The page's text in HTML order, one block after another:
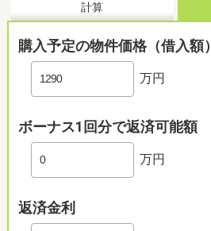
計算
購入予定の物件価格（借入額）
万円
ボーナス1回分で返済可能額
万円
返済金利